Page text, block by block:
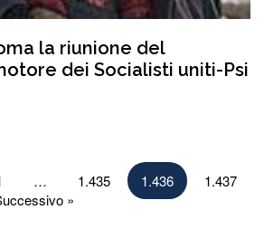
la riunione del
dei Socialisti uniti-Psi
… 1.435 1.436
1.437
»